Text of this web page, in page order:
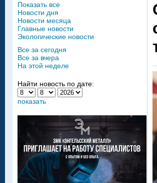
Показать все
Новости дня
Новости месяца
Главные новости
Экологические новости
Все за сегодня
Все за вчера
На этой неделе
Найти новость по дате:
показать